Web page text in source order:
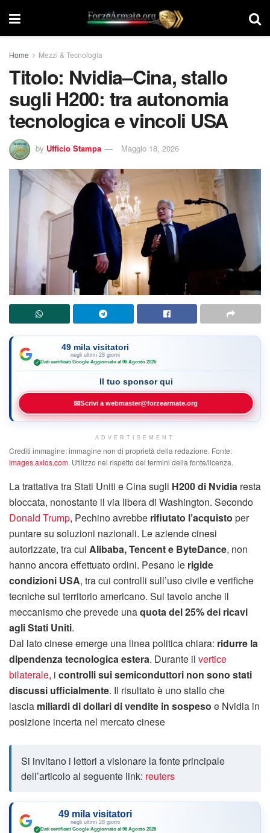
Home Mezzi & Tecnologia
Titolo: Nvidia–Cina, stallo
sugli H200: tra autonomia
tecnologica e vincoli USA
by Ufficio Stampa Maggio 18, 2026
49 mila visitatori
negli ultimi 28 giorni
✓ Dati certificati Google·Aggiornato al 06 Agosto 2026
Il tuo sponsor qui
✉Scrivi a webmaster@forzearmate.org
ADVERTISEMENT
Crediti immagine: immagine non di proprietà della redazione. Fonte:
images.axios.com. Utilizzo nel rispetto dei termini della fonte/licenza.
La trattativa tra Stati Uniti e Cina sugli H200 di Nvidia resta
bloccata, nonostante il via libera di Washington. Secondo
Donald Trump, Pechino avrebbe rifiutato l’acquisto per
puntare su soluzioni nazionali. Le aziende cinesi
autorizzate, tra cui Alibaba, Tencent e ByteDance, non
hanno ancora effettuato ordini. Pesano le rigide
condizioni USA, tra cui controlli sull’uso civile e verifiche
tecniche sul territorio americano. Sul tavolo anche il
meccanismo che prevede unaquota del 25% dei ricavi
agli Stati Uniti.
Dal lato cinese emerge una linea politica chiara: ridurre la
dipendenza tecnologica estera. Durante il vertice
bilaterale, i controlli sui semiconduttori non sono stati
discussi ufficialmente. Il risultato è uno stallo che
lascia miliardi di dollari di vendite in sospeso e Nvidia in
posizione incerta nel mercato cinese
Si invitano i lettori a visionare la fonte principale
dell’articolo al seguente link: reuters
49 mila visitatori
negli ultimi 28 giorni
✓ Dati certificati Google·Aggiornato al 06 Agosto 2026